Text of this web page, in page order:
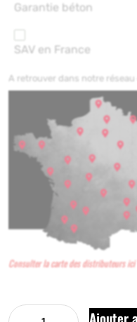
Garantie béton
SAV en France
A retrouver dans notre
Consulter la carte des distributeurs ici